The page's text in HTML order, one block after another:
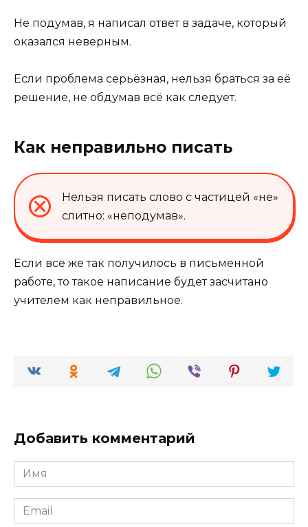
Не подумав, я написал ответ в задаче, который
оказался неверным.
Если проблема серьёзная, нельзя браться за её
решение, не обдумав всё как следует.
Как неправильно писать
Нельзя писать слово с частицей «не»
слитно: «неподумав».
Если всё же так получилось в письменной
работе, то такое написание будет засчитано
учителем как неправильное.
Добавить комментарий
Имя
*
Email
*